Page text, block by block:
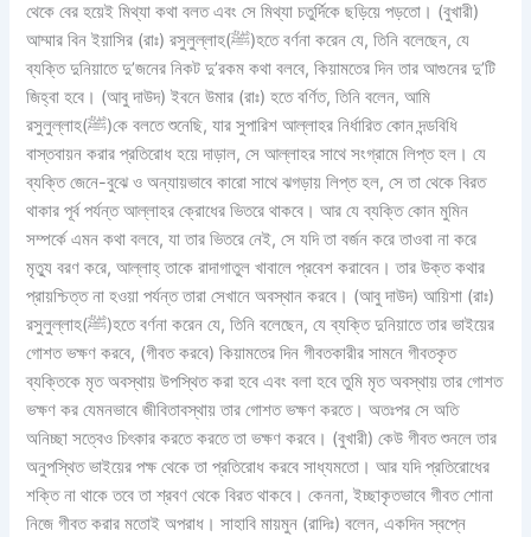
থেকে বের হয়েই মিথ্যা কথা বলত এবং সে মিথ্যা চতুর্দিকে ছড়িয়ে পড়তো। (বুখারী)
আম্মার বিন ইয়াসির (রাঃ) রসুলুল্লাহ(ﷺ)হতে বর্ণনা করেন যে, তিনি বলেছেন, যে
ব্যক্তি দুনিয়াতে দু’জনের নিকট দু’রকম কথা বলবে, কিয়ামতের দিন তার আগুনের দু’টি
জিহ্বা হবে। (আবু দাউদ) ইবনে উমার (রাঃ) হতে বর্ণিত, তিনি বলেন, আমি
রসুলুল্লাহ(ﷺ)কে বলতে শুনেছি, যার সুপারিশ আল্লাহর নির্ধারিত কোন দন্ডবিধি
বাস্তবায়ন করার প্রতিরোধ হয়ে দাড়াল, সে আল্লাহর সাথে সংগ্রামে লিপ্ত হল। যে
ব্যক্তি জেনে-বুঝে ও অন্যায়ভাবে কারো সাথে ঝগড়ায় লিপ্ত হল, সে তা থেকে বিরত
থাকার পূর্ব পর্যন্ত আল্লাহর ক্রোধের ভিতরে থাকবে। আর যে ব্যক্তি কোন মুমিন
সম্পর্কে এমন কথা বলবে, যা তার ভিতরে নেই, সে যদি তা বর্জন করে তাওবা না করে
মৃত্যু বরণ করে, আল্লাহ্ তাকে রাদাগাতুল খাবালে প্রবেশ করাবেন। তার উক্ত কথার
প্রায়শ্চিত্ত না হওয়া পর্যন্ত তারা সেখানে অবস্থান করবে। (আবু দাউদ) আয়িশা (রাঃ)
রসুলুল্লাহ(ﷺ)হতে বর্ণনা করেন যে, তিনি বলেছেন, যে ব্যক্তি দুনিয়াতে তার ভাইয়ের
গোশত ভক্ষণ করবে, (গীবত করবে) কিয়ামতের দিন গীবতকারীর সামনে গীবতকৃত
ব্যক্তিকে মৃত অবস্থায় উপস্থিত করা হবে এবং বলা হবে তুমি মৃত অবস্থায় তার গোশত
ভক্ষণ কর যেমনভাবে জীবিতাবস্থায় তার গোশত ভক্ষণ করতে। অতঃপর সে অতি
অনিচ্ছা সত্বেও চিৎকার করতে করতে তা ভক্ষণ করবে। (বুখারী) কেউ গীবত শুনলে তার
অনুপস্থিত ভাইয়ের পক্ষ থেকে তা প্রতিরোধ করবে সাধ্যমতো। আর যদি প্রতিরোধের
শক্তি না থাকে তবে তা শ্রবণ থেকে বিরত থাকবে। কেননা, ইচ্ছাকৃতভাবে গীবত শোনা
নিজে গীবত করার মতোই অপরাধ। সাহাবি মায়মুন (রাদিঃ) বলেন, একদিন স্বপ্নে